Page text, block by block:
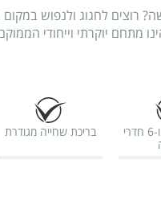
רוצים לחגוג ולנפוש
מתחם יוקרתי וייחודי
ברביקיו מקצועית עם פינת
7 חדרי שינה ו-6 חדרי
בריכת שחייה מגודרת